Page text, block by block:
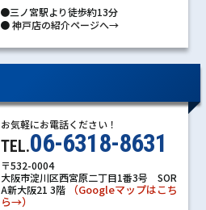
●三ノ宮駅より徒歩約13分
●神戸店の紹介ページへ→
お気軽にお電話ください！
TEL.06-6318-8631
〒532-0004
大阪市淀川区西宮原二丁目1番3号 SOR
A新大阪21 3階
（Googleマップはこち
ら→）